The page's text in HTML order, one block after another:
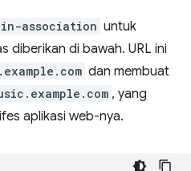
association untuk
diberikan di bawah. URL ini
dan membuat
, yang
aplikasi web-nya.